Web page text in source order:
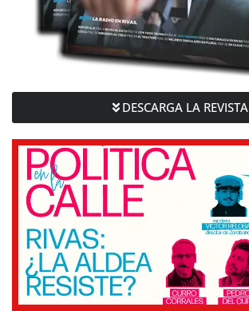
DESCARGA LA REVISTA